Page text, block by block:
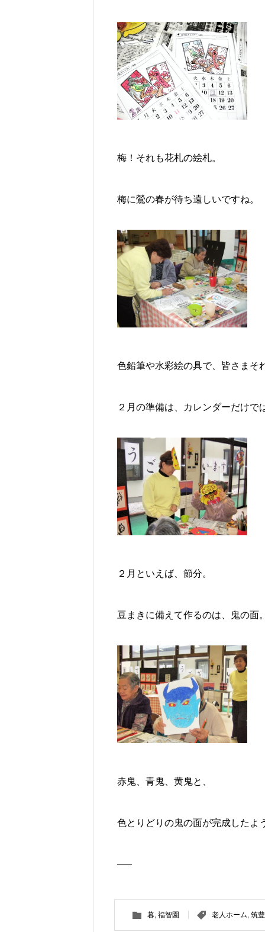
梅！それも花札の絵札。
梅に鶯の春が待ち遠しいですね。
色鉛筆や水彩絵の具で、皆さまそ
２月の準備は、カレンダーだけで
２月といえば、節分。
豆まきに備えて作るのは、鬼の面。
赤鬼、青鬼、黄鬼と、
色とりどりの鬼の面が完成したよ
—–
暮, 福智園 老人ホーム, 筑豊